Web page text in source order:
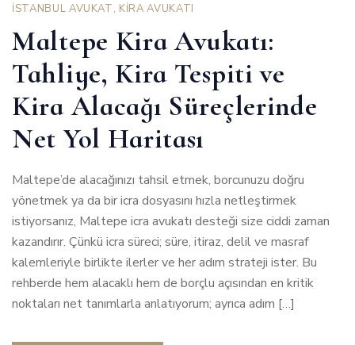
İSTANBUL AVUKAT, KİRA AVUKATI
Maltepe Kira Avukatı:
Tahliye, Kira Tespiti ve
Kira Alacağı Süreçlerinde
Net Yol Haritası
Maltepe’de alacağınızı tahsil etmek, borcunuzu doğru
yönetmek ya da bir icra dosyasını hızla netleştirmek
istiyorsanız, Maltepe icra avukatı desteği size ciddi zaman
kazandırır. Çünkü icra süreci; süre, itiraz, delil ve masraf
kalemleriyle birlikte ilerler ve her adım strateji ister. Bu
rehberde hem alacaklı hem de borçlu açısından en kritik
noktaları net tanımlarla anlatıyorum; ayrıca adım […]